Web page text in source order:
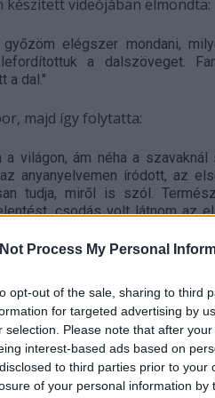
Process My Personal
opt-out of the sale, sharing to third
for targeted advertising by
selection. Please note that after
interest-based ads based on
to third parties prior to
of your personal information by
videójában elmondta:
elégszer mondani,
a dalszöveget.
a dal."
majd így folytatta:
a világon, ám néha a
anyanyelvemen íródott, az
tudja, miről is szól.
csodás volt látnom az
volt a cél.
segítséget nyújt azon
a helyzet